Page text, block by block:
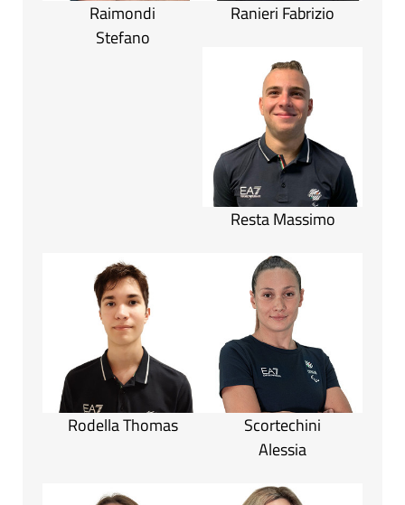
Raimondi
Stefano
Ranieri Fabrizio
Resta Massimo
Rodella Thomas
Scortechini
Alessia